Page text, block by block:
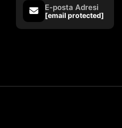
E-posta Adresi
[email protected]